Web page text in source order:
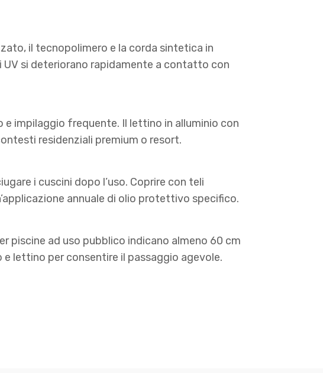
il tecnopolimero e la corda sintetica in
si deteriorano rapidamente a contatto con
e impilaggio frequente. Il lettino in alluminio con
residenziali premium o resort.
i cuscini dopo l’uso. Coprire con teli
annuale di olio protettivo specifico.
piscine ad uso pubblico indicano almeno 60 cm
lettino per consentire il passaggio agevole.